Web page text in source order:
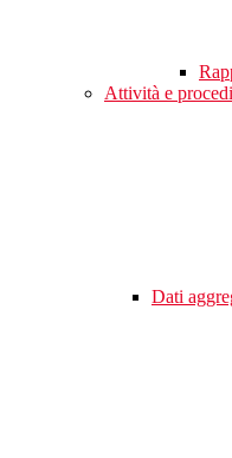
Attività e
Dati